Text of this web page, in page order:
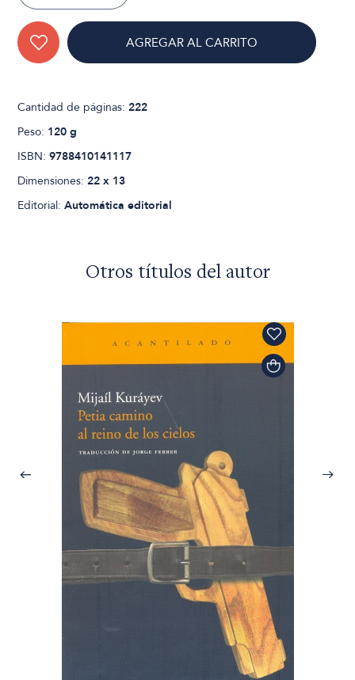
AGREGAR AL CARRITO
Cantidad de páginas:222
Peso: 120 g
ISBN:9788410141117
Dimensiones:22 x 13
Editorial:Automática editorial
Otros títulos del autor